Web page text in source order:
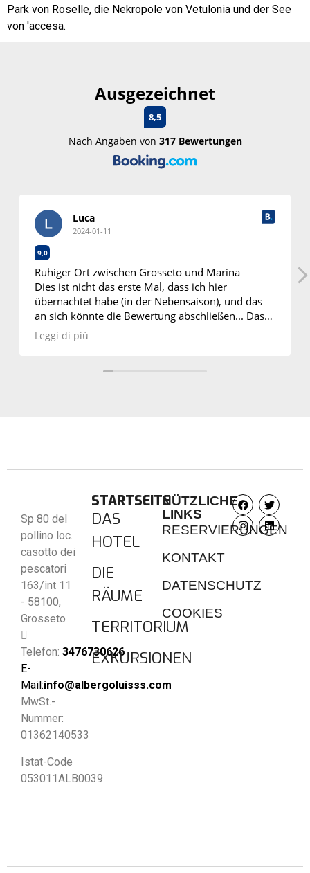
Park von Roselle, die Nekropole von Vetulonia und der See
von 'accesa.
Ausgezeichnet
8,5
Nach Angaben von 317 Bewertungen
2024-01-11
zwischen Grosseto und Marina
das erste Mal, dass ich hier
habe (in der Nebensaison), und das
die Bewertung abschließen... Das
in einer sehr ruhigen Gegend, zwischen
und Marina di Grosseto. Es gibt einen
sauber und gut gepflegt. Das WLAN ist
Sp 80 del
pollino loc.
casotto dei
pescatori
163/int 11
- 58100,
Grosseto
Telefon: 3476730626
E-
Mail:info@albergoluisss.com
MwSt.-
Nummer:
01362140533
Istat-Code
053011ALB0039
STARTSEITE
DAS
HOTEL
DIE
RÄUME
TERRITORIUM
EXKURSIONEN
NÜTZLICHE
LINKS
RESERVIERUNGEN
KONTAKT
DATENSCHUTZ
COOKIES